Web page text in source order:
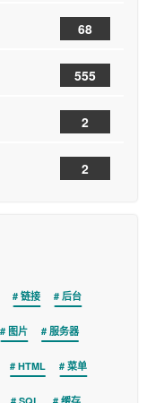
68
555
2
2
链接 后台
图片 服务器
HTML 菜单